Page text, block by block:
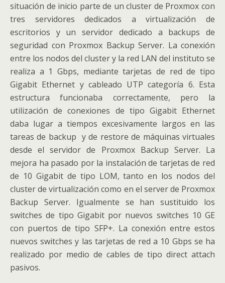
situación de inicio parte de un cluster de Proxmox con
tres servidores dedicados a virtualización de
escritorios y un servidor dedicado a backups de
seguridad con Proxmox Backup Server. La conexión
entre los nodos del cluster y la red LAN del instituto se
realiza a 1 Gbps, mediante tarjetas de red de tipo
Gigabit Ethernet y cableado UTP categoría 6. Esta
estructura funcionaba correctamente, pero la
utilización de conexiones de tipo Gigabit Ethernet
daba lugar a tiempos excesivamente largos en las
tareas de backup y de restore de máquinas virtuales
desde el servidor de Proxmox Backup Server. La
mejora ha pasado por la instalación de tarjetas de red
de 10 Gigabit de tipo LOM, tanto en los nodos del
cluster de virtualización como en el server de Proxmox
Backup Server. Igualmente se han sustituido los
switches de tipo Gigabit por nuevos switches 10 GE
con puertos de tipo SFP+. La conexión entre estos
nuevos switches y las tarjetas de red a 10 Gbps se ha
realizado por medio de cables de tipo direct attach
pasivos.